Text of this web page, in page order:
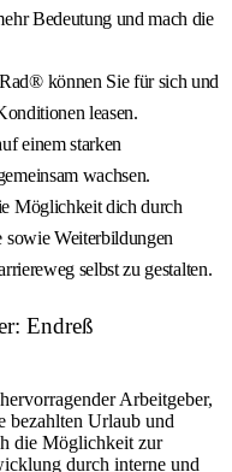
Bedeutung und mach die
können Sie für sich und
leasen.
einem starken
wachsen.
Möglichkeit dich durch
sowie Weiterbildungen
selbst zu gestalten.
Endreß
Arbeitgeber,
bezahlten Urlaub und
die Möglichkeit zur
durch interne und